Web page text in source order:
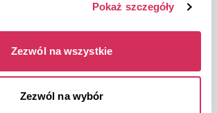
Pokaż szczegóły
Zezwól na wszystkie
Zezwól na wybór